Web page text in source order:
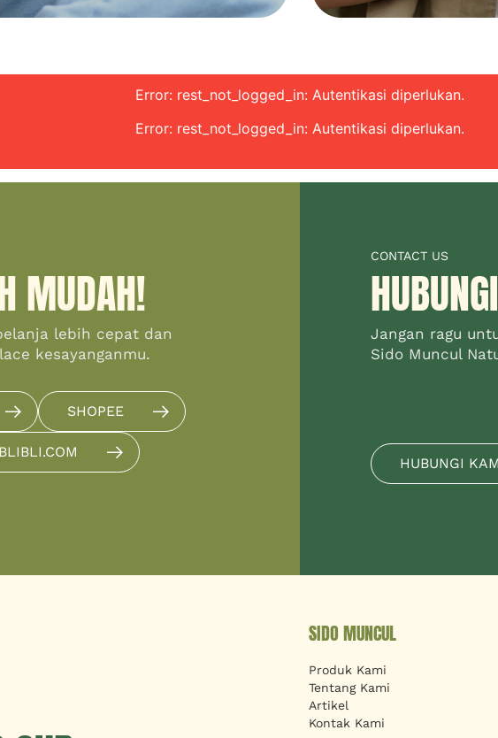
Error: rest_not_logged_in: Autentikasi diperlukan.
Error: rest_not_logged_in: Autentikasi diperlukan.
MUDAH!
lebih cepat dan
kesayanganmu.
SHOPEE
BLIBLI.COM
CONTACT US
Jangan ragu
Sido Muncul
HUBUNGI
SIDO MUNCUL
Produk Kami
Tentang Kami
Artikel
Kontak Kami